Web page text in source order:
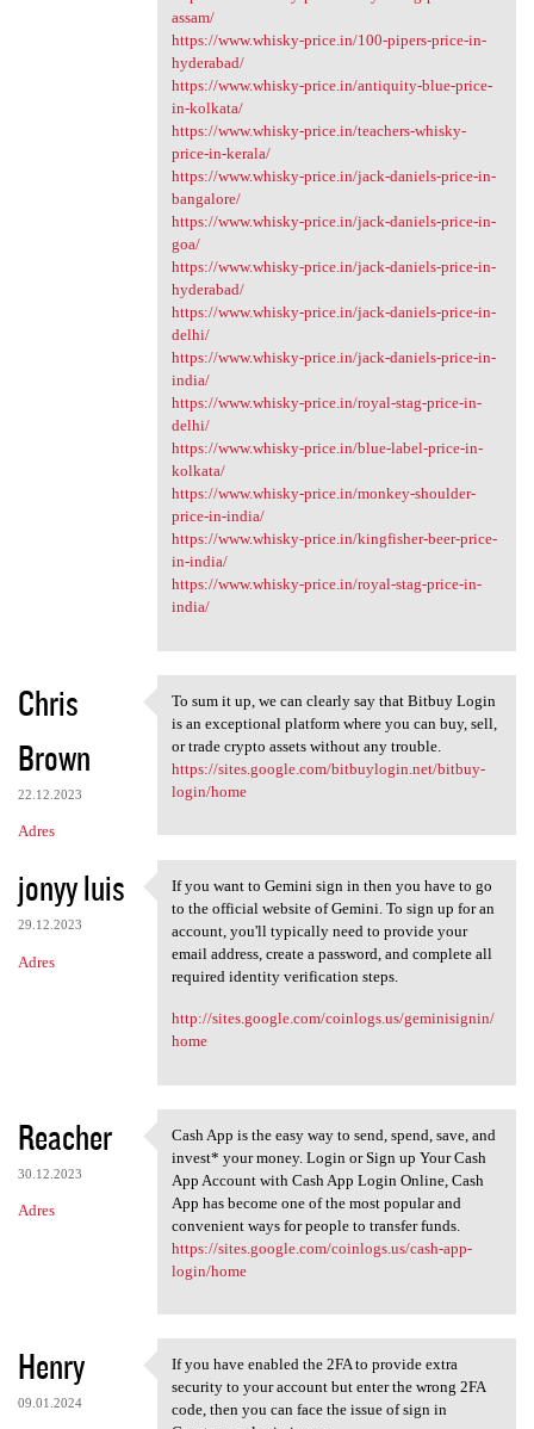
assam/
https://www.whisky-price.in/100-pipers-price-in-
hyderabad/
https://www.whisky-price.in/antiquity-blue-price-
in-kolkata/
https://www.whisky-price.in/teachers-whisky-
price-in-kerala/
https://www.whisky-price.in/jack-daniels-price-in-
bangalore/
https://www.whisky-price.in/jack-daniels-price-in-
goa/
https://www.whisky-price.in/jack-daniels-price-in-
hyderabad/
https://www.whisky-price.in/jack-daniels-price-in-
delhi/
https://www.whisky-price.in/jack-daniels-price-in-
india/
https://www.whisky-price.in/royal-stag-price-in-
delhi/
https://www.whisky-price.in/blue-label-price-in-
kolkata/
https://www.whisky-price.in/monkey-shoulder-
price-in-india/
https://www.whisky-price.in/kingfisher-beer-price-
in-india/
https://www.whisky-price.in/royal-stag-price-in-
india/
Chris
Brown
22.12.2023
Adres
To sum it up, we can clearly
To sum it up, we can clearly say that Bitbuy Login
is an exceptional platform where you can buy, sell,
or trade crypto assets without any trouble.
https://sites.google.com/bitbuylogin.net/bitbuy-
login/home
jonyy luis
29.12.2023
Adres
If you want to Gemini sign in
If you want to Gemini sign in then you have to go
to the official website of Gemini. To sign up for an
account, you'll typically need to provide your
email address, create a password, and complete all
required identity verification steps.
http://sites.google.com/coinlogs.us/geminisignin/
home
Reacher
30.12.2023
Adres
Cash App is the easy way to
Cash App is the easy way to send, spend, save, and
invest* your money. Login or Sign up Your Cash
App Account with Cash App Login Online, Cash
App has become one of the most popular and
convenient ways for people to transfer funds.
https://sites.google.com/coinlogs.us/cash-app-
login/home
Henry
09.01.2024
If you have enabled the 2FA
If you have enabled the 2FA to provide extra
security to your account but enter the wrong 2FA
code, then you can face the issue of sign in